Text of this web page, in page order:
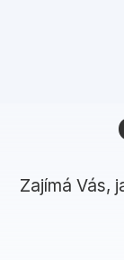
Zajímá Vás,